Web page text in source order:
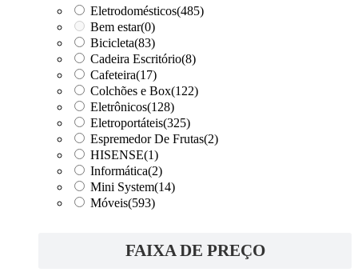
Eletrodomésticos(485)
Bem estar(0)
Bicicleta(83)
Cadeira Escritório(8)
Cafeteira(17)
Colchões e Box(122)
Eletrônicos(128)
Eletroportáteis(325)
Espremedor De Frutas(2)
HISENSE(1)
Informática(2)
Mini System(14)
Móveis(593)
FAIXA DE PREÇO